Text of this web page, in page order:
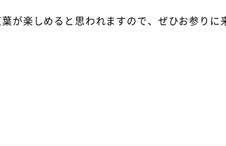
が楽しめると思われますので、ぜひお参りに